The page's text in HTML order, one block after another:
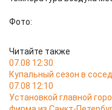
Фото:
Читайте также
07.08 12:30
Купальный сезон в
07.08 12:10
Установкой главной